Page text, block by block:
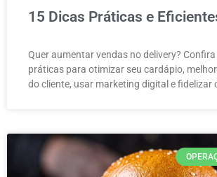
15 Dicas Práticas e
Quer aumentar vendas no delivery?
práticas para otimizar seu cardápio,
do cliente, usar marketing digital e fidelizar